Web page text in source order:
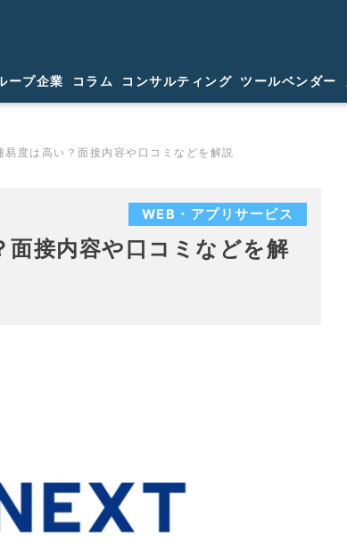
ープ企業 コラム コンサルティング ツールベンダー
易度は高い？面接内容や口コミなどを解説
WEB・アプリサービス
面接内容や口コミなどを解